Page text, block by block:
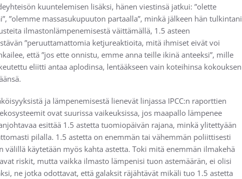
kuuntelemisen lisäksi, hänen viestinsä jatkui: ”olette
”olemme massasukupuuton partaalla”, minkä jälkeen hän tulkintani
ilmastonlämpenemisestä väittämällä, 1.5 asteen
”peruuttamattomia ketjureaktioita, mitä ihmiset eivät voi
että ”jos ette onnistu, emme anna teille ikinä anteeksi”, mille
eliitti antaa aplodinsa, lentääkseen vain koteihinsa kokouksen
ja lämpenemisestä lienevät linjassa IPCC:n raporttien
ovat suurissa vaikeuksissa, jos maapallo lämpenee
esittää 1.5 astetta tuomiopäivän rajana, minkä ylitettyään
pilalla. 1.5 astetta on enemmän tai vähemmän poliittisesti
välillä käytetään myös kahta astetta. Toki mitä enemmän ilmakehä
riskit, mutta vaikka ilmasto lämpenisi tuon astemäärän, ei olisi
ne jotka odottavat, että galaksit räjähtävät mikäli tuo 1.5 astetta